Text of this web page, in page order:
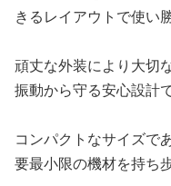
きるレイアウトで使い
頑丈な外装により大切
振動から守る安心設計で
コンパクトなサイズで
要最小限の機材を持ち